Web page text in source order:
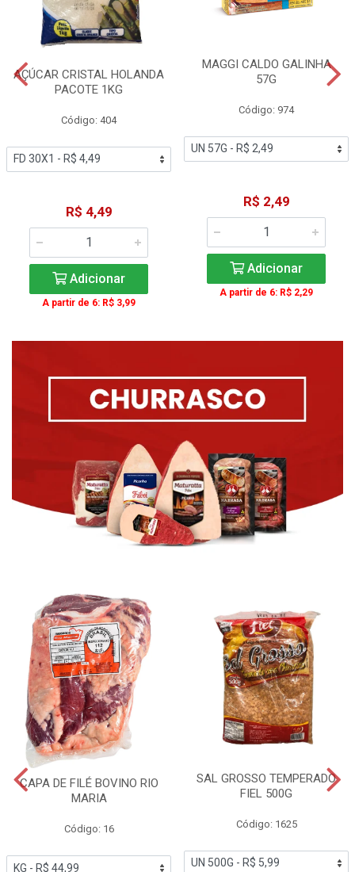
AÇÚCAR CRISTAL HOLANDA
PACOTE 1KG
Código: 404
R$ 4,49
Adicionar
A partir de 6: R$ 3,99
MAGGI CALDO GALINHA
57G
Código: 974
R$ 2,49
Adicionar
A partir de 6: R$ 2,29
CAPA DE FILÉ BOVINO RIO
MARIA
Código: 16
SAL GROSSO TEMPERADO
FIEL 500G
Código: 1625